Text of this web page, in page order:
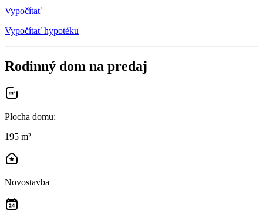
Vypočítať
Vypočítať hypotéku
Rodinný dom na predaj
Plocha domu:
195 m²
Novostavba